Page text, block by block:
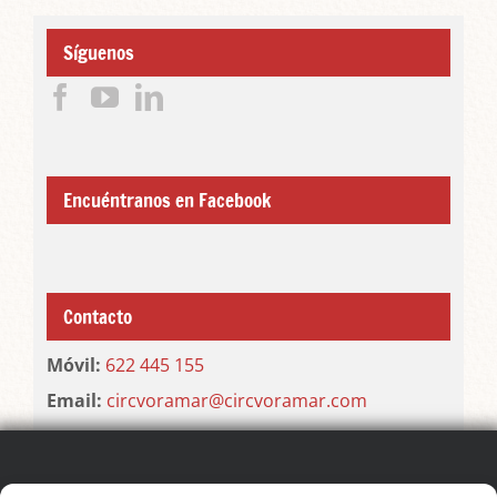
Síguenos
Encuéntranos en Facebook
Contacto
Móvil: 622 445 155
Email: circvoramar@circvoramar.com